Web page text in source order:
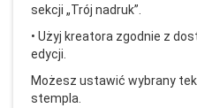
sekcji „Trój nadruk”.
• Użyj kreatora zgodnie z
edycji.
Możesz ustawić wybrany
stempla.